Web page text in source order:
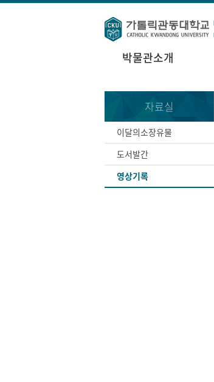
박물관소개
자료실
이달의소장유물
도서발간
영상기록